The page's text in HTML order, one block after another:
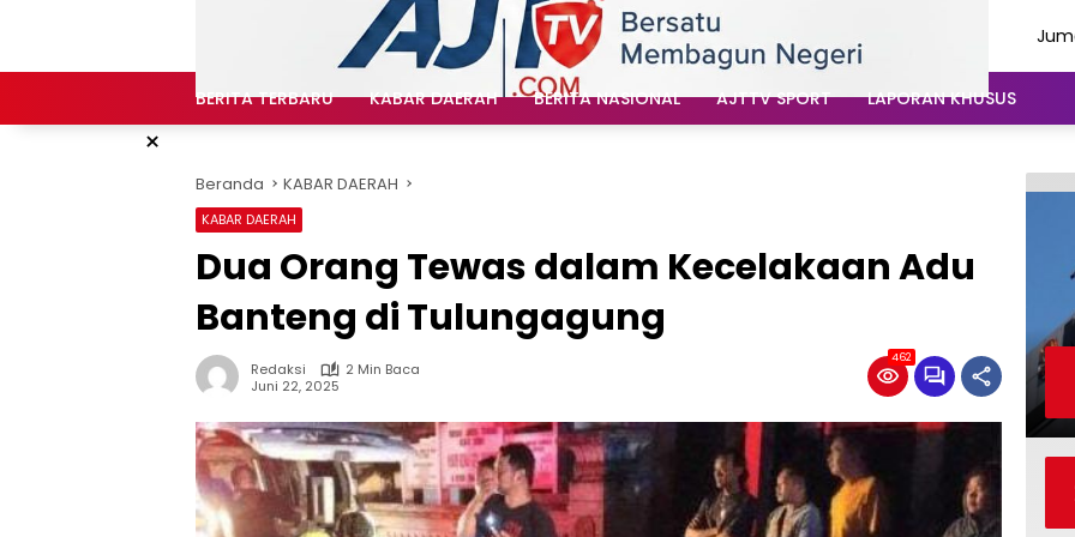
BERITA TERBARU KABAR DAERAH BERITA NASIONAL AJTTV SPORT LAPORAN KHUSUS
×
Beranda KABAR DAERAH
KABAR DAERAH
Dua Orang Tewas dalam Kecelakaan Adu
Banteng di Tulungagung
Redaksi
2 Min Baca
Juni 22, 2025
462